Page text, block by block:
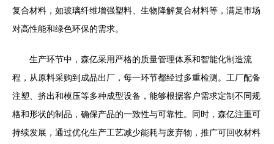
复合材料，如玻璃纤维增强塑料、生物降解复合材料等，满足市场
对高性能和绿色环保的需求。
生产环节中，森亿采用严格的质量管理体系和智能化制造流
程，从原料采购到成品出厂，每一环节都经过多重检测。工厂配备
注塑、挤出和模压等多种成型设备，能够根据客户需求定制不同规
格和形状的制品，确保产品的一致性与可靠性。同时，森亿注重可
持续发展，通过优化生产工艺减少能耗与废弃物，推广可回收材料